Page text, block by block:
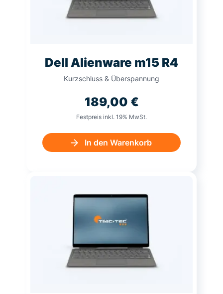
Dell Alienware m15 R4
Kurzschluss & Überspannung
189,00 €
Festpreis inkl. 19% MwSt.
In den Warenkorb